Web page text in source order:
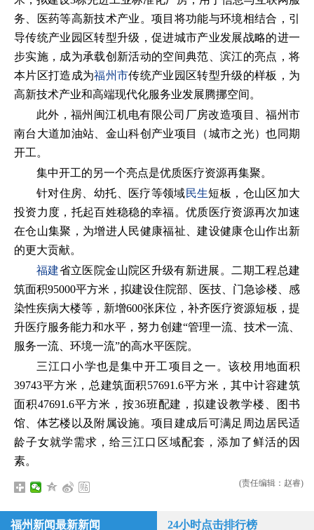
务、医药等高新技术产业。项目将功能与环境相结合，引
导传统产业园区转型升级，促进城市产业发展战略的进一
步实施，成为承载创新活动的空间典范、滨江的亮点，将
本片区打造成为福州市传统产业园区转型升级的样板，为
高新技术产业和高端现代化服务业发展腾挪空间。
此外，福州闽江机电有限公司厂房改造项目、福州市
南台大道加油站、金山科创产业项目（城市之光）也同期
开工。
集中开工的另一个亮点是优质医疗资源再集聚。
针对住房、幼托、医疗等领域民生短板，仓山区加大
投资力度，托起百姓稳稳的幸福。优质医疗资源再次加速
在仓山集聚，为增进人民健康福祉、建设健康仓山作出新
的更大贡献。
福建省立医院金山院区升级有新进展。二期工程总建
筑面积95000平方米，拟建设住院部、医技、门急诊楼、感
染性疾病大楼等，新增600张床位，补齐医疗资源短板，提
升医疗服务能力和水平，努力创建“管理一流、技术一流、
服务一流、环境一流”的高水平医院。
三江口小学也是集中开工项目之一。该校用地面积
39743平方米，总建筑面积57691.6平方米，其中计容建筑
面积47691.6平方米，按36班配建，拟建设教学楼、图书
馆、体艺楼以及附属设施。项目建成后可满足周边居民适
龄子女就学需求，给三江口区域配套，添加了鲜活的因
素。
(责任编辑：赵睿)
福州新闻最新新闻 24小时点击排行榜